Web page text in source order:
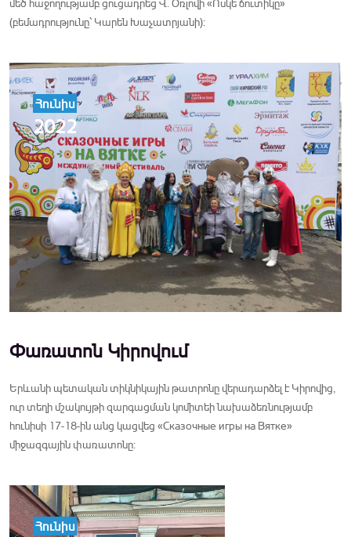
մեծ հաջողությամբ ցուցադրեց Վ. Օռլովի «Ոսկե ճուտիկը»
(բեմադրությունը՝ Կարեն Խաչատրյանի):
Հունիս
2022
Փառատոն Կիրովում
Երևանի պետական տիկնիկային թատրոնը վերադարձել է Կիրովից,
ուր տեղի մշակույթի զարգացման կոմիտեի նախաձեռնությամբ
հունիսի 17-18-ին անց կացվեց «Сказочные игры на Вятке»
միջազգային փառատոնը:
Հունիս